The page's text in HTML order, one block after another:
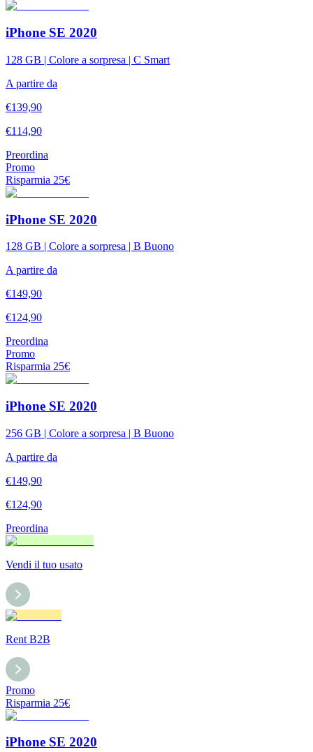
iPhone SE 2020
128 GB | Colore a sorpresa | C Smart
A partire da
€139,90
€114,90
Preordina
Promo
Risparmia 25€
iPhone SE 2020
128 GB | Colore a sorpresa | B Buono
A partire da
€149,90
€124,90
Preordina
Promo
Risparmia 25€
iPhone SE 2020
256 GB | Colore a sorpresa | B Buono
A partire da
€149,90
€124,90
Preordina
Vendi il tuo usato
Rent B2B
Promo
Risparmia 25€
iPhone SE 2020